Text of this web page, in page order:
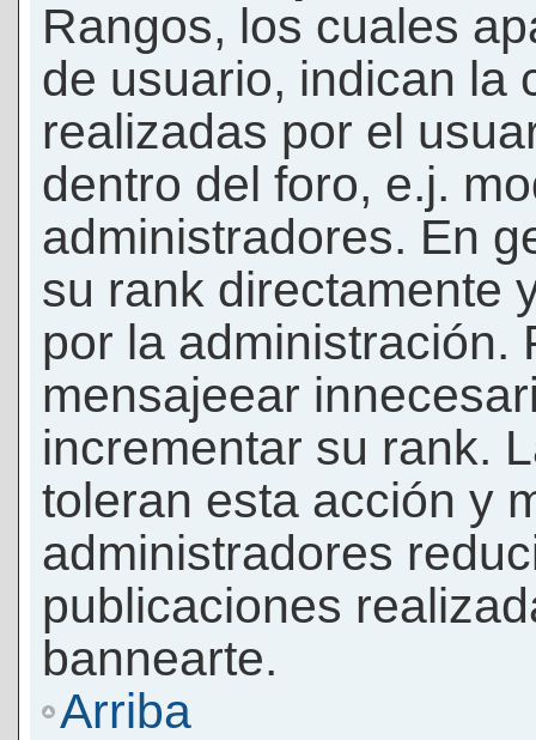
Rangos, los cuales
de usuario, indican la
realizadas por el
dentro del foro, e.j.
administradores. En
su rank directamente
por la administración.
mensajeear
incrementar su rank.
toleran esta acción y
administradores
publicaciones
bannearte.
Arriba